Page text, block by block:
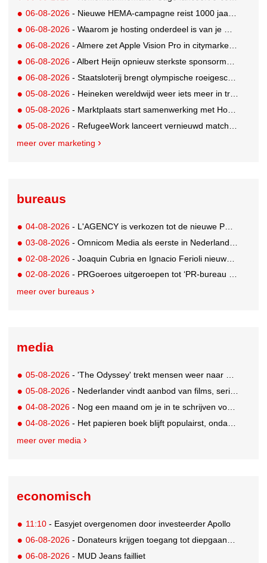
06-08-2026 - Nieuwe HEMA-campagne reist 1000 jaar terug in de tijd naar 'Hemastein'
06-08-2026 - Waarom je hosting onderdeel is van je merkstrategie
06-08-2026 - Almere zet Apple Vision Pro in citymarketing
06-08-2026 - Albert Heijn opnieuw sterkste sponsormerk, PostNL daalt
06-08-2026 - Staatsloterij brengt olympische roeigeschiedenis tot leven voor WK Roeien
05-08-2026 - Heineken wereldwijd weer iets meer in trek
05-08-2026 - Marktplaats start samenwerking met House of Cars
05-08-2026 - RefugeeWork lanceert vernieuwd matchingplatform voor nieuwkomers en werkgevers
meer over marketing
bureaus
04-08-2026 - L'AGENCY is verkozen tot de nieuwe PR-partner van KoRo
03-08-2026 - Omnicom Media als eerste in Nederland actief met advertenties in ChatGPT
02-08-2026 - Joaquin Cubria en Ignacio Ferioli nieuwe Global CCO’s GUT, Renata Neumann Global Head of Production
02-08-2026 - PRGoeroes uitgeroepen tot ‘PR-bureau van het jaar 2026’
meer over bureaus
media
05-08-2026 - 'The Odyssey' trekt mensen weer naar de bioscoop
05-08-2026 - Nederlander vindt aanbod van films, series en sport vaak versnipperd
04-08-2026 - Nog een maand om je in te schrijven voor de Mercurs 2026
04-08-2026 - Het papieren boek blijft populairst, ondanks digitale alternatieven
meer over media
economisch
11:10 - Easyjet overgenomen door investeerder Apollo
06-08-2026 - Donateurs krijgen toegang tot diepgaandere informatie over goede doelen
06-08-2026 - MUD Jeans failliet